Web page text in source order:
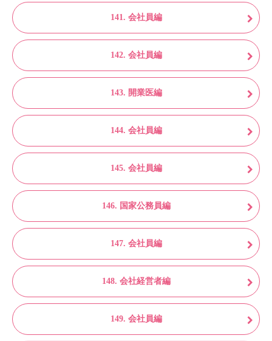
141. 会社員編
142. 会社員編
143. 開業医編
144. 会社員編
145. 会社員編
146. 国家公務員編
147. 会社員編
148. 会社経営者編
149. 会社員編